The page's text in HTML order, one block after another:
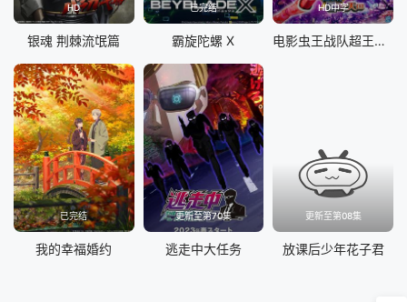
HD
银魂 荆棘流氓篇
已完结
霸旋陀螺 X
HD中字
电影虫王战队超王者：冒险天堂
已完结
我的幸福婚约
更新至第70集
逃走中大任务
更新至第08集
放课后少年花子君